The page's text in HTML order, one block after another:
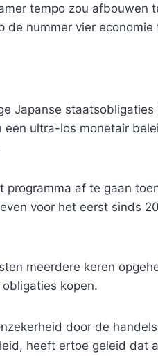
tempo zou afbouwen
de nummer vier economie
Japanse staatsobligaties
ultra-los monetair
programma af te gaan
voor het eerst sinds
meerdere keren
kopen.
door de
heeft ertoe geleid dat